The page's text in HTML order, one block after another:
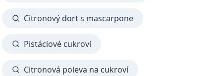
Citronový dort s mascarpone
Pistáciové cukroví
Citronová poleva na cukroví